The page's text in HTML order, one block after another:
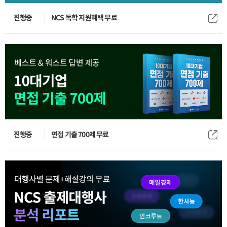
진행중 NCS 독학 지원혜택 무료
진행중 면접 기출 700제 무료